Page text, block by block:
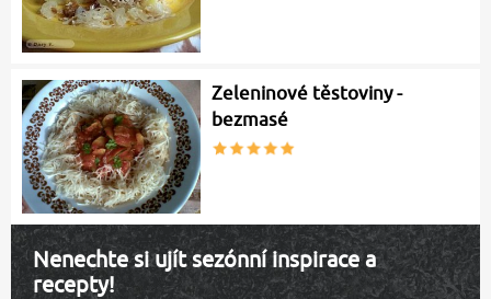
Zeleninové těstoviny -
bezmasé
Nenechte si ujít sezónní inspirace a
recepty!